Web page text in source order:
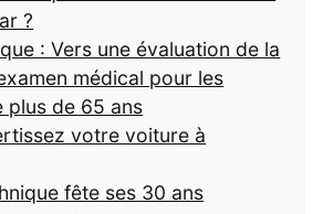
?
: Vers une évaluation de la
médical pour les
plus de 65 ans
votre voiture à
fête ses 30 ans